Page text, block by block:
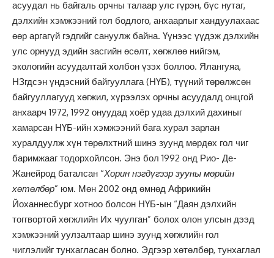
асуудал нь байгаль орчны талаар улс гүрэн, бүс нутаг,
дэлхийн хэмжээний гол бодлого, анхаарлыг хандуулахаас
өөр аргагүй гэдгийг сануулж байна. Үүнээс үүдэж дэлхийн
улс орнууд эдийн засгийн өсөлт, хөгжлөө нийгэм,
экологийн асуудалтай холбон үзэх боллоо. Ялангуяа,
НЗгдсэн үндэсний байгууллага (НҮБ), түүний төрөлжсөн
байгууллагууд хөгжил, хүрээлэх орчны асуудалд онцгой
анхаарч 1972, 1992 онуудад хоёр удаа дэлхий дахиныг
хамарсан НҮБ-ийн хэмжээний бага хурал зарлан
хуралдуулж хүн төрөлхтний шинэ зуунд мөрдөх гол чиг
баримжааг тодорхойлсон. Энэ бол 1992 онд Рио- Де-
Жанейрод баталсан “Хорин нэгдүгээр зууны мөрийн
хөтөлбөр” юм. Мөн 2002 онд өмнөд Африкийн
Йоханнесбург хотноо болсон НҮБ-ын “Даян дэлхийн
тоггвортой хөгжлийн Их чуулган” болох олон улсын дээд
хэмжээний уулзалтаар шинэ зуунд хөгжлийн гол
чиглэлийг тунхагласан болно. Эдгээр хөтөлбөр, тунхаглал